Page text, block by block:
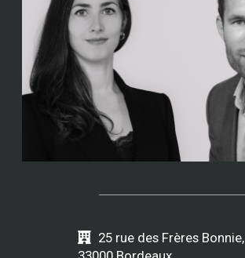
25 rue des Frères Bonnie,